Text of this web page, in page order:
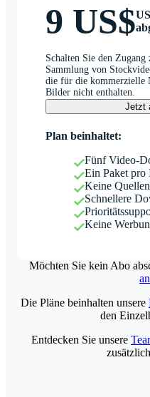
9 US$
Schalten Sie den Zugang
Sammlung von
die für die kommerzielle
Bilder nicht enthalten.
Jetzt
Plan beinhaltet:
Fünf Video-
Ein Paket pro
Keine
Schnellere
Keine
Möchten Sie kein Abo
Die Pläne beinhalten unsere
den
Entdecken Sie unsere